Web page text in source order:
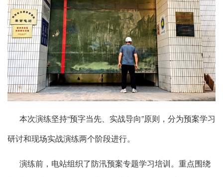
本次演练坚持“预字当先、实战导向”原则，分为预案学习
研讨和现场实战演练两个阶段进行。
演练前，电站组织了防汛预案专题学习培训。重点围绕